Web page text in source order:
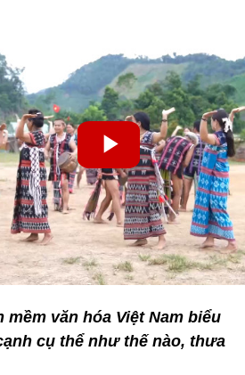
văn hóa Việt Nam biểu
cụ thể như thế nào, thưa